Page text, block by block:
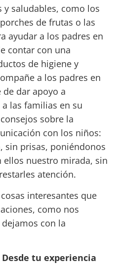
y saludables, como los
de frutas o las
ayudar a los padres en
contar con una
de higiene y
a los padres en
dar apoyo a
las familias en su
sobre la
con los niños:
sin prisas, poniéndonos
nuestro mirada, sin
atención.
interesantes que
como nos
dejamos con la
tu experiencia